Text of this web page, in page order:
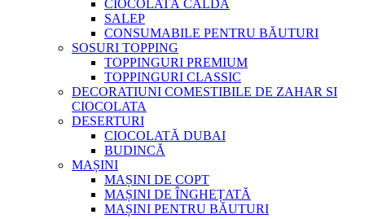
CIOCOLATĂ CALDĂ
SALEP
CONSUMABILE PENTRU BĂUTURI
SOSURI TOPPING
TOPPINGURI PREMIUM
TOPPINGURI CLASSIC
DECORATIUNI COMESTIBILE DE ZAHAR SI
CIOCOLATA
DESERTURI
CIOCOLATĂ DUBAI
BUDINCĂ
MAȘINI
MAȘINI DE COPT
MAȘINI DE ÎNGHEȚATĂ
MAȘINI PENTRU BĂUTURI